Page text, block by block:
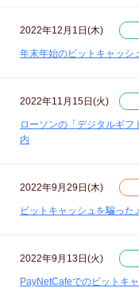
2022年12月1日(木)
年末年始のビットキャッシ
2022年11月15日(火)
ローソンの「デジタルギ
内
2022年9月29日(木)
ビットキャッシュを騙っ
2022年9月13日(火)
PayNetCafeでのビットキ